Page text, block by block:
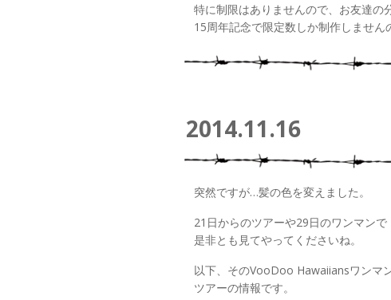
特に制限はありませんので、お友達の
15周年記念で限定数しか制作しません
2014.11.16
突然ですが…髪の色を変えました。
21日からのツアーや29日のワンマンで
是非とも見てやってくださいね。
以下、そのVooDoo Hawaiiansワンマ
ツアーの情報です。